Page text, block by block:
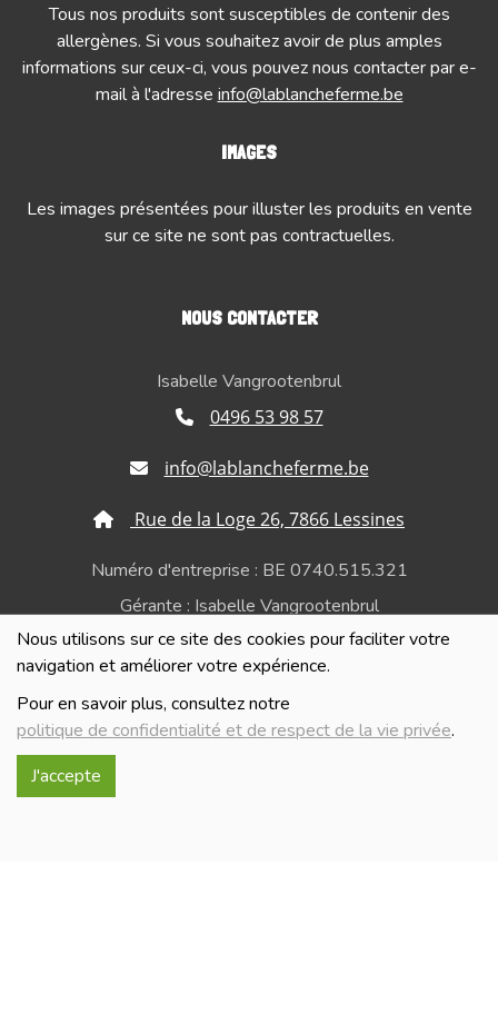
Nous utilisons sur ce site des cookies pour faciliter votre
navigation et améliorer votre expérience.
Pour en savoir plus, consultez notre
politique de confidentialité et de respect de la vie privée.
J'accepte
Tous nos produits sont susceptibles de contenir des
allergènes. Si vous souhaitez avoir de plus amples
informations sur ceux-ci, vous pouvez nous contacter par e-
mail à l'adresse info@lablancheferme.be
IMAGES
Les images présentées pour illuster les produits en vente
sur ce site ne sont pas contractuelles.
NOUS CONTACTER
Isabelle Vangrootenbrul
0496 53 98 57
info@lablancheferme.be
Rue de la Loge 26, 7866 Lessines
Numéro d'entreprise : BE 0740.515.321
Gérante : Isabelle Vangrootenbrul
Politique de confidentialité et de respect de la vie
privée